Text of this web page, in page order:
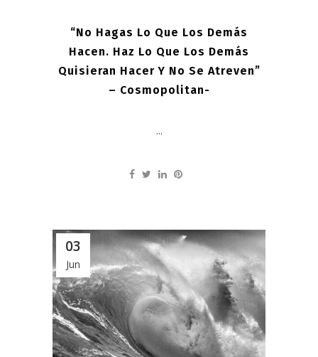
“No Hagas Lo Que Los Demás
Hacen. Haz Lo Que Los Demás
Quisieran Hacer Y No Se Atreven”
– Cosmopolitan-
...
03
Jun